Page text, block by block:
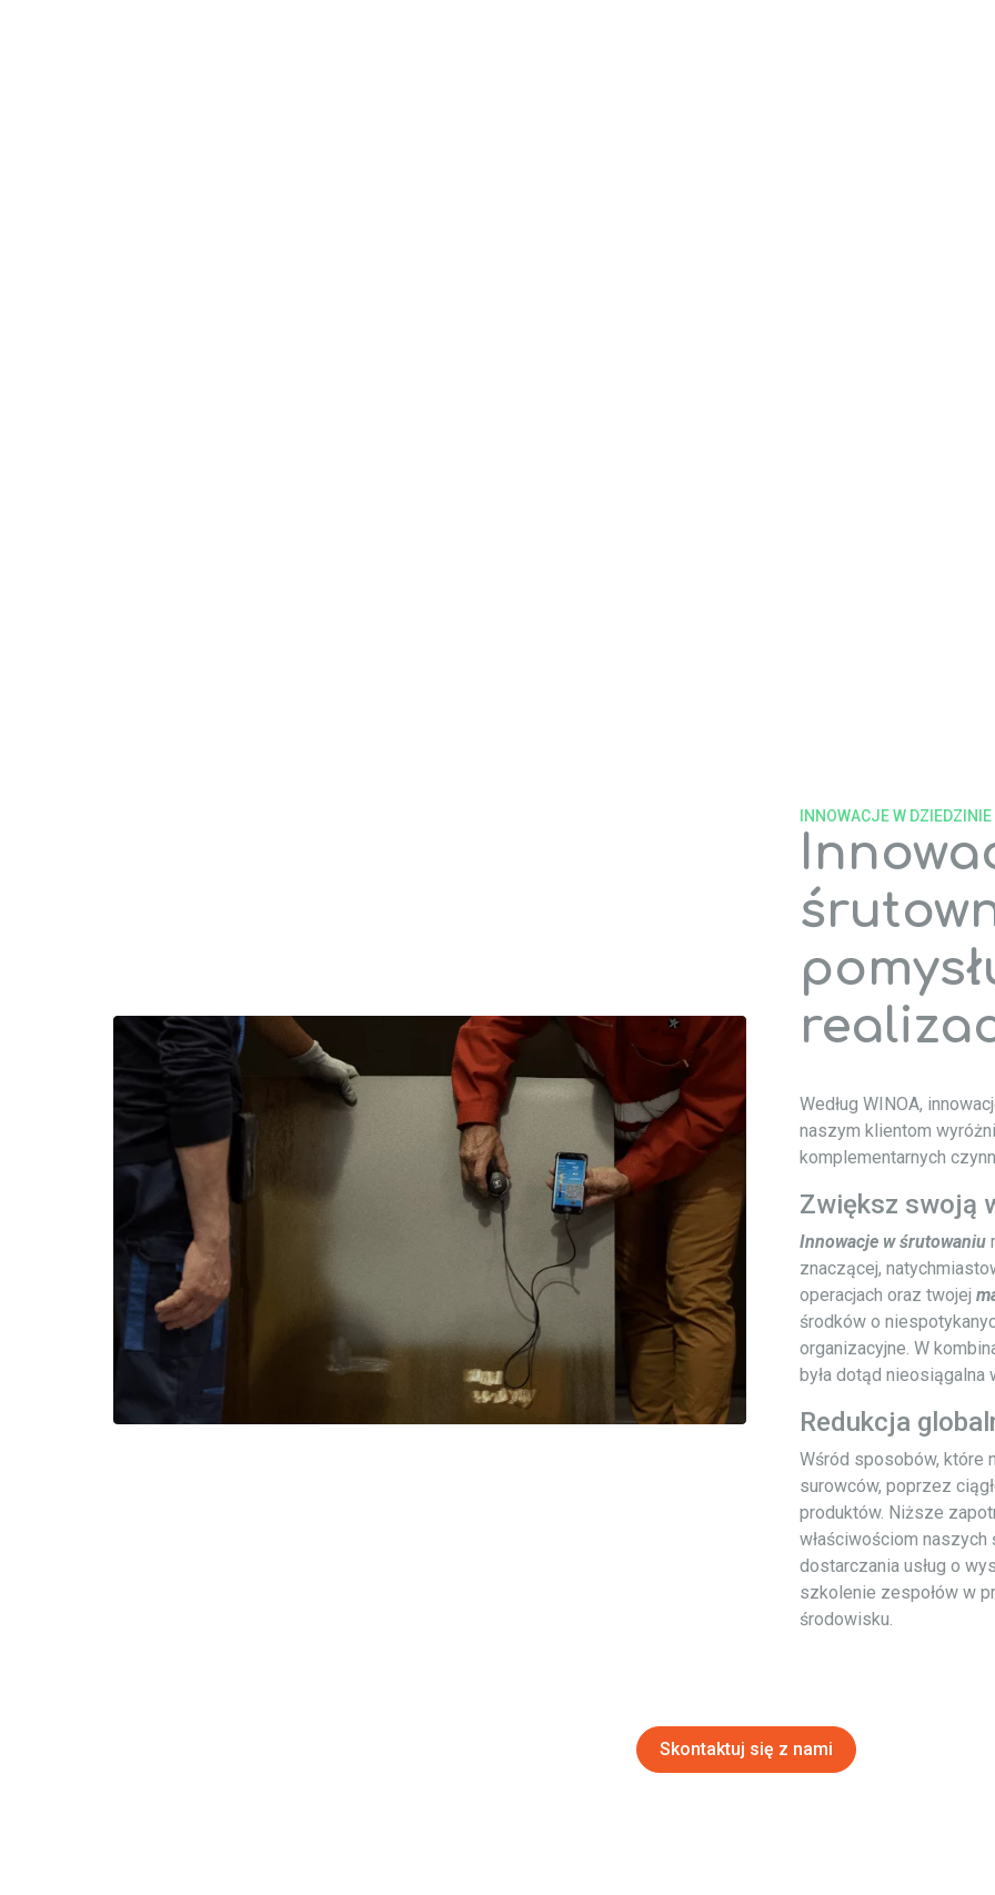
INNOWACJE W
Według WINOA,
naszym klientom
komplementarnych
Zwiększ swoją
Innowacje w śrutowaniu
znaczącej,
operacjach oraz twojej
środków o
organizacyjne. W
była dotąd nieosiągalna
Redukcja
Wśród sposobów, które
surowców, poprzez
produktów. Niższe
właściwościom
dostarczania usług o
szkolenie zespołów w
środowisku.
Skontaktuj się z nami